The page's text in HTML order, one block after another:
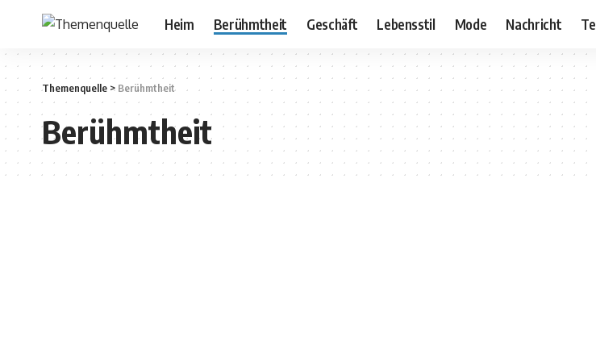
Heim Berühmtheit Geschäft Lebensstil Mode Nachricht
Themenquelle > Berühmtheit
Berühmtheit